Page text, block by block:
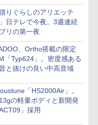
借りぐらしのアリエッテ
日テレで今夜。3週連続
リの第一夜
、Ortho搭載の限定
「Typ624」。密度感ある
と抜けの良い中高音域
「HS2000Air」。
の軽量ボディと新開発
ACT09」採用